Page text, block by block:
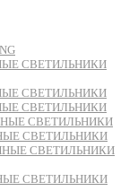
СВЕТИЛЬНИКИ
СВЕТИЛЬНИКИ
СВЕТИЛЬНИКИ
СВЕТИЛЬНИКИ
СВЕТИЛЬНИКИ
СВЕТИЛЬНИКИ
СВЕТИЛЬНИКИ